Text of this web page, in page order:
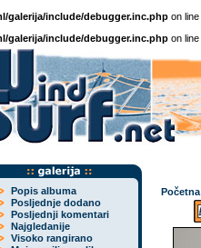
galerija/include/debugger.inc.php on line
galerija/include/debugger.inc.php on line
Popis albuma
Posljednje dodano
Posljednji komentari
Najgledanije
Visoko rangirano